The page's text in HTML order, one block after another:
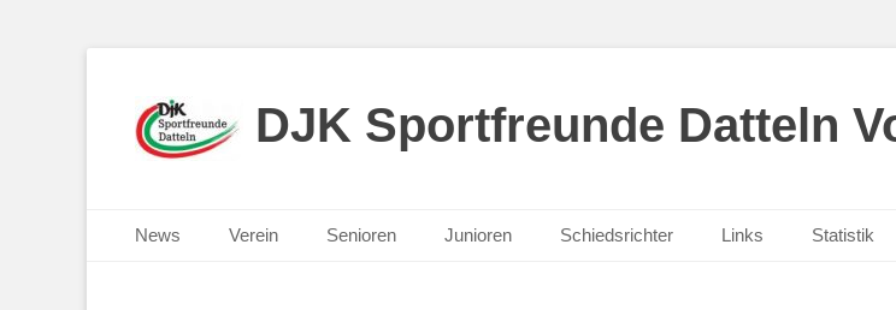
DJK Sportfreunde Datteln
Primäres Menü
Inhalt
News Verein Senioren Junioren Schiedsrichter Links Statistik